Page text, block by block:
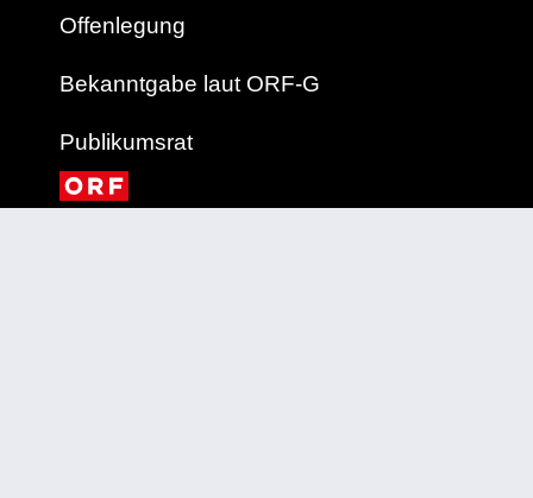
Offenlegung
Bekanntgabe laut ORF-G
Publikumsrat